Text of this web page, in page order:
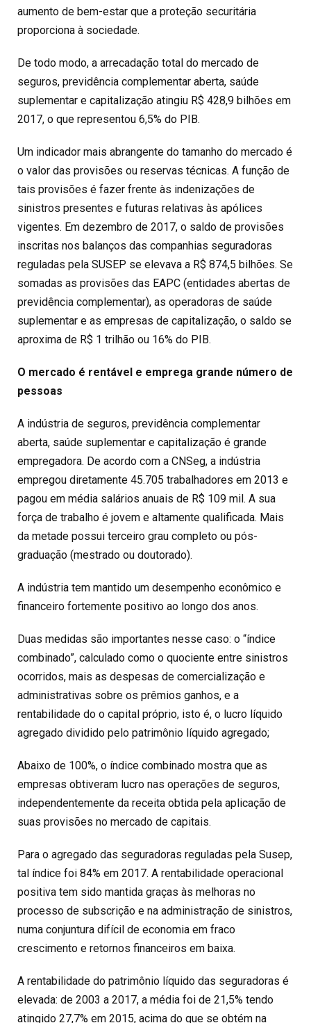
aumento de bem-estar que a proteção securitária
proporciona à sociedade.
De todo modo, a arrecadação total do mercado de
seguros, previdência complementar aberta, saúde
suplementar e capitalização atingiu R$ 428,9 bilhões em
2017, o que representou 6,5% do PIB.
Um indicador mais abrangente do tamanho do mercado é
o valor das provisões ou reservas técnicas. A função de
tais provisões é fazer frente às indenizações de
sinistros presentes e futuras relativas às apólices
vigentes. Em dezembro de 2017, o saldo de provisões
inscritas nos balanços das companhias seguradoras
reguladas pela SUSEP se elevava a R$ 874,5 bilhões. Se
somadas as provisões das EAPC (entidades abertas de
previdência complementar), as operadoras de saúde
suplementar e as empresas de capitalização, o saldo se
aproxima de R$ 1 trilhão ou 16% do PIB.
O mercado é rentável e emprega grande número de
pessoas
A indústria de seguros, previdência complementar
aberta, saúde suplementar e capitalização é grande
empregadora. De acordo com a CNSeg, a indústria
empregou diretamente 45.705 trabalhadores em 2013 e
pagou em média salários anuais de R$ 109 mil. A sua
força de trabalho é jovem e altamente qualificada. Mais
da metade possui terceiro grau completo ou pós-
graduação (mestrado ou doutorado).
A indústria tem mantido um desempenho econômico e
financeiro fortemente positivo ao longo dos anos.
Duas medidas são importantes nesse caso: o “índice
combinado”, calculado como o quociente entre sinistros
ocorridos, mais as despesas de comercialização e
administrativas sobre os prêmios ganhos, e a
rentabilidade do o capital próprio, isto é, o lucro líquido
agregado dividido pelo patrimônio líquido agregado;
Abaixo de 100%, o índice combinado mostra que as
empresas obtiveram lucro nas operações de seguros,
independentemente da receita obtida pela aplicação de
suas provisões no mercado de capitais.
Para o agregado das seguradoras reguladas pela Susep,
tal índice foi 84% em 2017. A rentabilidade operacional
positiva tem sido mantida graças às melhoras no
processo de subscrição e na administração de sinistros,
numa conjuntura difícil de economia em fraco
crescimento e retornos financeiros em baixa.
A rentabilidade do patrimônio líquido das seguradoras é
elevada: de 2003 a 2017, a média foi de 21,5% tendo
atingido 27,7% em 2015, acima do que se obtém na